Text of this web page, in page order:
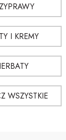
i dopasowanie
opisem produktu i
I KREMY
WSZYSTKIE